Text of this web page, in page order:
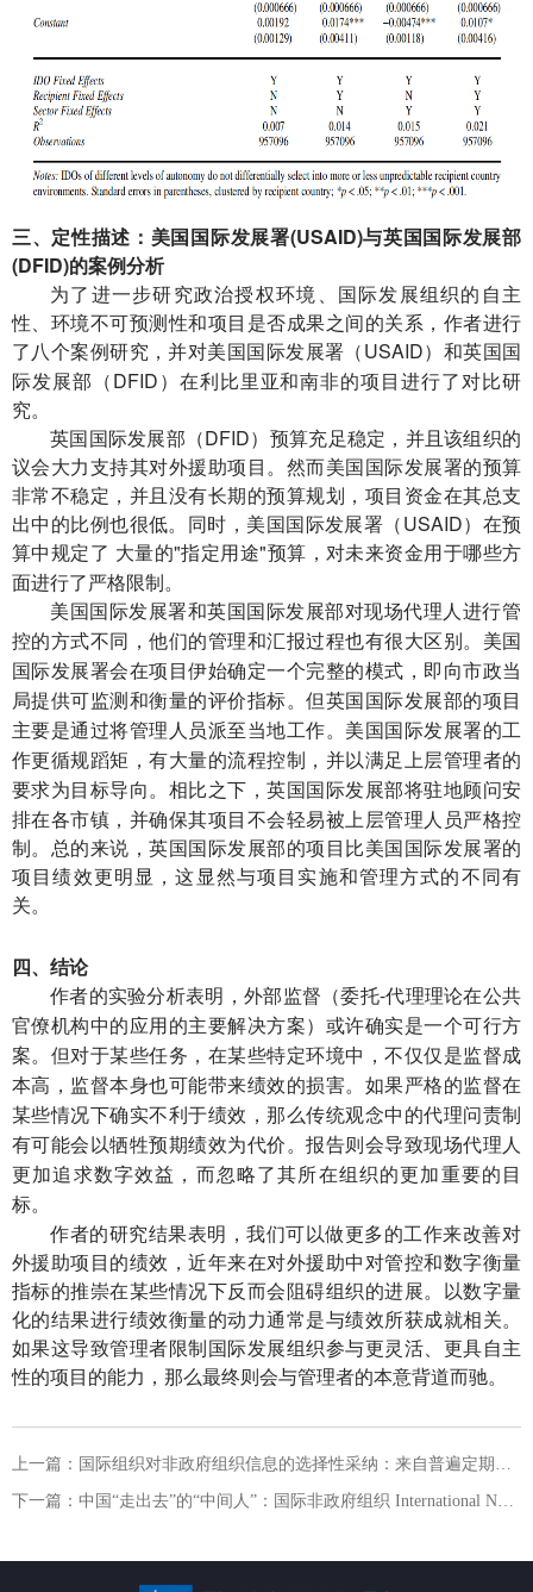
三、定性描述：美国国际发展署(USAID)与英国国际发展部
(DFID)的案例分析
为了进一步研究政治授权环境、国际发展组织的自主
性、环境不可预测性和项目是否成果之间的关系，作者进行
了八个案例研究，并对美国国际发展署（ USAID）和英国国
际发展部（DFID）在利比里亚和南非的项目进行了对比研
究。
英国国际发展部（DFID）预算充足稳定，并且该组织的
议会大力支持其对外援助项目。然而美国国际发展署的预算
非常不稳定，并且没有长期的预算规划，项目资金在其总支
出中的比例也很低。同时，美国国际发展署（USAID）在预
算中规定了 大量的"指定用途"预算，对未来资金用于哪些方
面进行了严格限制。
美国国际发展署和英国国际发展部对现场代理人进行管
控的方式不同，他们的管理和汇报过程也有很大区别。美国
国际发展署会在项目伊始确定一个完整的模式，即向市政当
局提供可监测和衡量的评价指标。但英国国际发展部的项目
主要是通过将管理人员派至当地工作。美国国际发展署的工
作更循规蹈矩 ，有大量的流程控制，并以满足上层管理者的
要求为目标导向。相比之下，英国国际发展部将驻地顾问安
排在各市镇，并确保其项目不会轻易被上层管理人员严格控
制。总的来说，英国国际发展部的项目比美国国际发展署的
项目绩效更明显，这显然与项目实施和管理方式的不同有
关。
四、结论
作者的实验分析表明，外部监督（委托-代理理论在公共
官僚机构中的应用的主要解决方案）或许确实是一个可行方
案。 但对于某些任务，在某些特定环境中，不仅仅是监督成
本高，监督本身也可能带来绩效的损害。如果严格的监督在
某些情况下确实不利于绩效，那么传统观念中的代理问责制
有可能会以牺牲预期绩效为代价。报告则会导致现场代理人
更加追求数字效益 ，而忽略了其所在组织的更加重要的目
标。
作者的研究结果表明，我们可以做更多的工作来改善对
外援助项目的绩效，近年来在对外援助中对管控和数字衡量
指标的推崇在某些情况下反而会阻碍组织的进展。以数字量
化的结果进行绩效衡量的动力通常是与绩效所获成就相关。
如果这导致管理者限制国际发展组织参与更灵活、更具自主
性的项目的能力，那么最终则会与管理者的本意背道而驰。
上一篇： 国际组织对非政府组织信息的选择性采纳：来自普遍定期审议的证据 IOs’ selective adoption of NGO information: Evidence from the Universal Periodic Review
下一篇： 中国“走出去”的“中间人”：国际非政府组织 International NGOs as Intermediaries in China’s ‘Going out’Strategy